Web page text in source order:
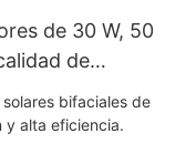
de 30 W, 50
de